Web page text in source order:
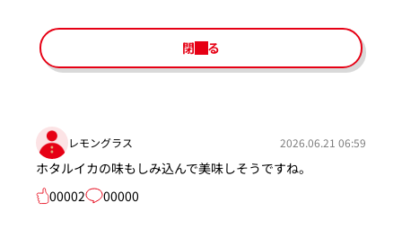
閉じる
レモングラス 2026.06.21 06:59
ホタルイカの味もしみ込んで美味しそうですね。
00002
00000